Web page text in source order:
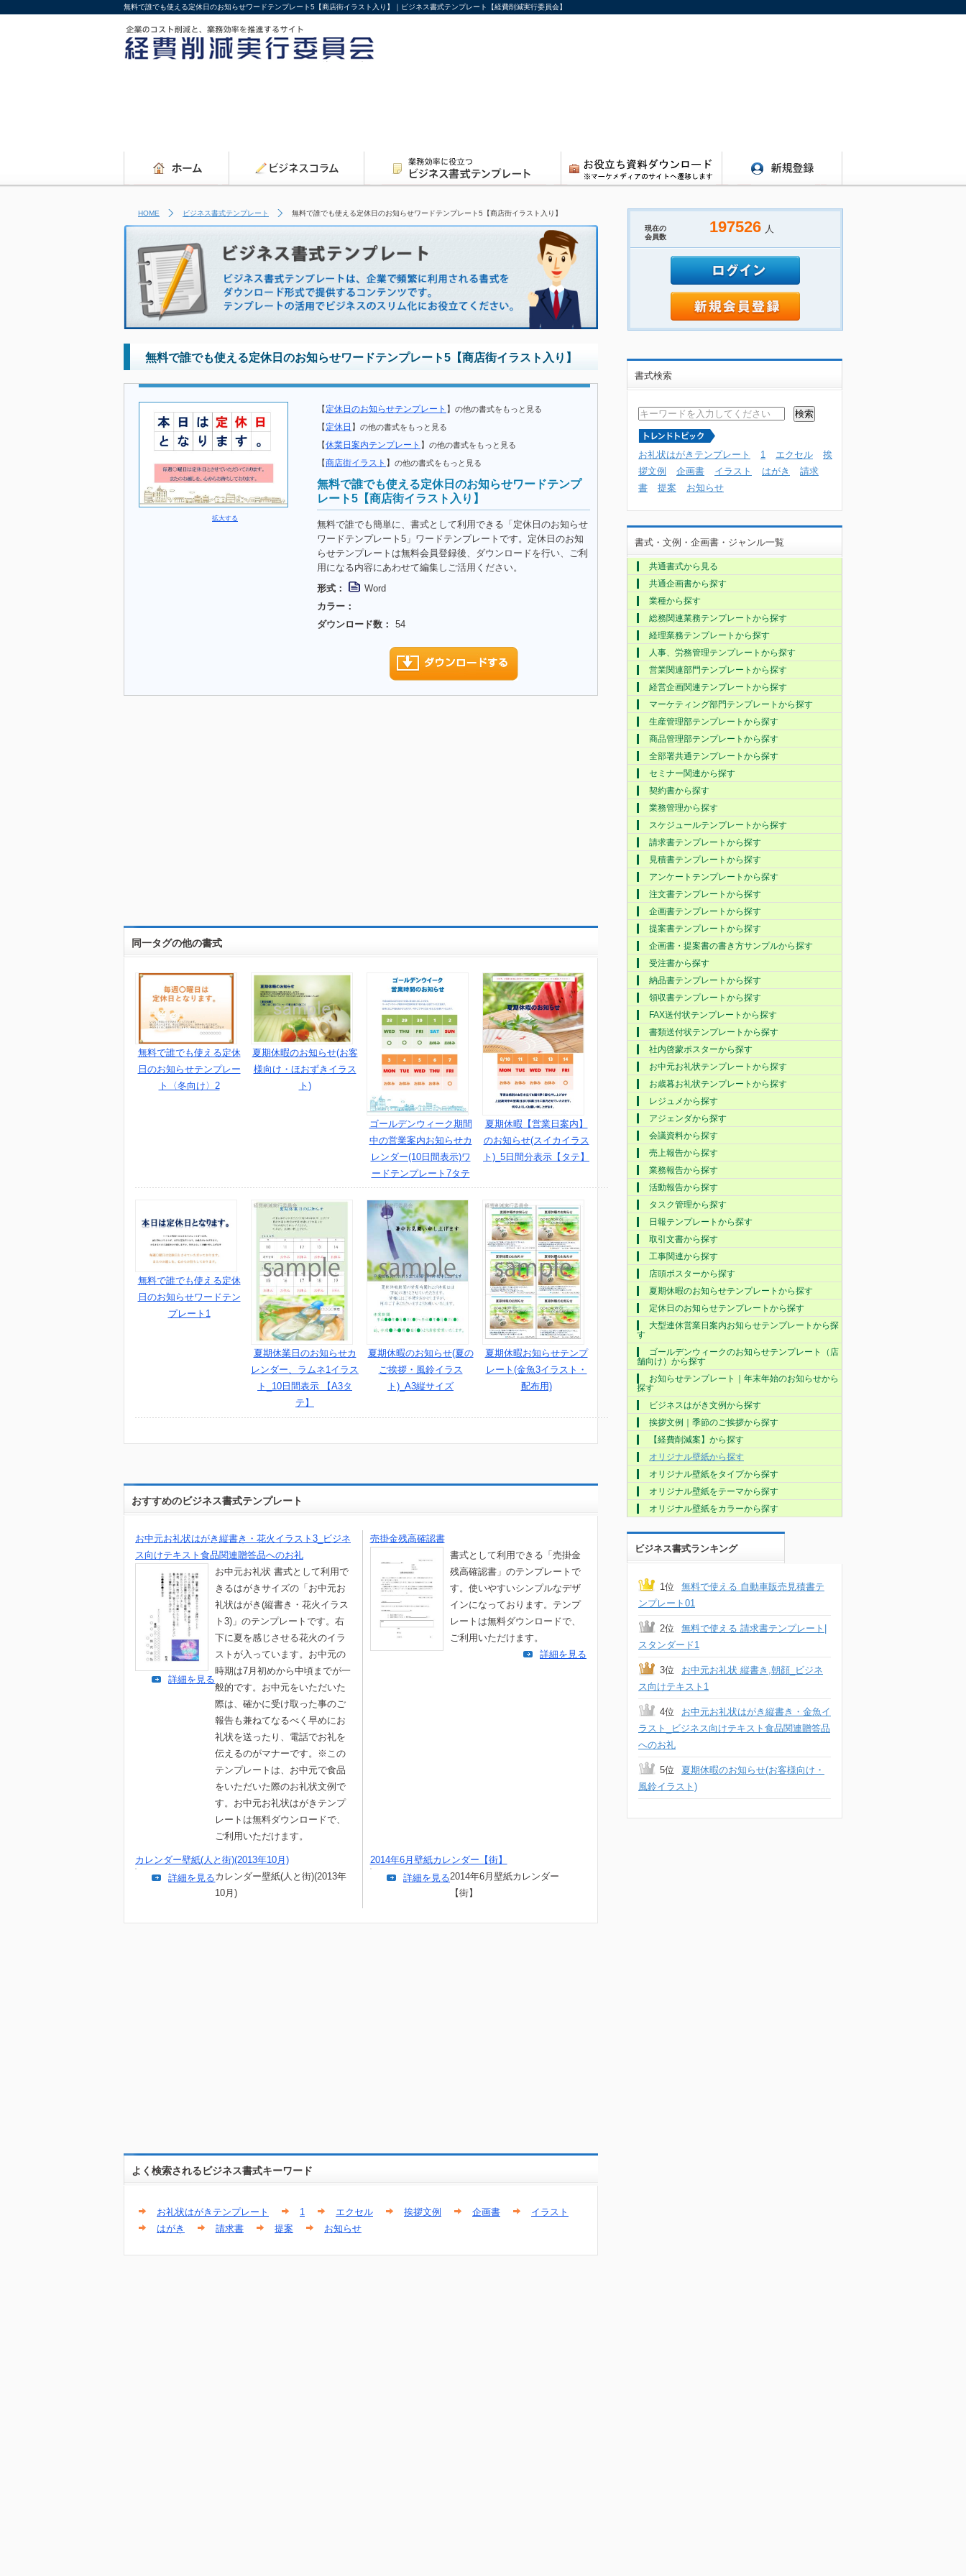
無料で誰でも使える定休日のお知らせワードテンプレート5【商店街イラスト入り】｜ビジネス書式テンプレート【経費削減実行委員会】
HOME ビジネス書式テンプレート 無料で誰でも使える定休日のお知らせワードテンプレート5【商店街イラスト入り】
無料で誰でも使える定休日のお知らせワードテンプレート5【商店街イラスト入り】
拡大する
【定休日のお知らせテンプレート 】 の他の書式をもっと見る
【定休日 】 の他の書式をもっと見る
【休業日案内テンプレート 】 の他の書式をもっと見る
【商店街イラスト 】 の他の書式をもっと見る
無料で誰でも使える定休日のお知らせワードテンプ
レート5【商店街イラスト入り】
無料で誰でも簡単に、書式として利用できる「定休日のお知らせ
ワードテンプレート5」ワードテンプレートです。定休日のお知
らせテンプレートは無料会員登録後、ダウンロードを行い、ご利
用になる内容にあわせて編集しご活用ください。
形式：
Word
カラー：
ダウンロード数：
54
同一タグの他の書式
無料で誰でも使える定休
日のお知らせテンプレー
ト〈冬向け〉2
夏期休暇のお知らせ(お客
様向け・ほおずきイラス
ト)
ゴールデンウィーク期間
中の営業案内お知らせカ
レンダー(10日間表示)ワ
ードテンプレート7タテ
夏期休暇【営業日案内】
のお知らせ(スイカイラス
ト)_5日間分表示【タテ】
無料で誰でも使える定休
日のお知らせワードテン
プレート1
夏期休業日のお知らせカ
レンダー、ラムネ1イラス
ト_10日間表示 【A3タ
テ】
夏期休暇のお知らせ(夏の
ご挨拶・風鈴イラス
ト)_A3縦サイズ
夏期休暇お知らせテンプ
レート(金魚3イラスト・
配布用)
おすすめのビジネス書式テンプレート
お中元お礼状はがき縦書き・花火イラスト3_ビジネ
ス向けテキスト食品関連贈答品へのお礼
お中元お礼状 書式として利用で
きるはがきサイズの「お中元お
礼状はがき(縦書き・花火イラス
ト3)」のテンプレートです。右
下に夏を感じさせる花火のイラ
ストが入っています。お中元の
時期は7月初めから中頃までが一
般的です。お中元をいただいた
際は、確かに受け取った事のご
報告も兼ねてなるべく早めにお
礼状を送ったり、電話でお礼を
伝えるのがマナーです。※この
テンプレートは、お中元で食品
をいただいた際のお礼状文例で
す。お中元お礼状はがきテンプ
レートは無料ダウンロードで、
ご利用いただけます。
詳細を見る
売掛金残高確認書
書式として利用できる「売掛金
残高確認書」のテンプレートで
す。使いやすいシンプルなデザ
インになっております。テンプ
レートは無料ダウンロードで、
ご利用いただけます。
詳細を見る
カレンダー壁紙(人と街)(2013年10月)
カレンダー壁紙(人と街)(2013年
10月)
詳細を見る
2014年6月壁紙カレンダー【街】
2014年6月壁紙カレンダー
【街】
詳細を見る
よく検索されるビジネス書式キーワード
お礼状はがきテンプレート 1 エクセル 挨拶文例 企画書
イラスト
はがき
請求書 提案 お知らせ
現在の
会員数
197526 人
書式検索
お礼状はがきテンプレート 1 エクセル
挨
拶文例
企画書 イラスト はがき
請求
書
提案 お知らせ
書式・文例・企画書・ジャンル一覧
共通書式から見る
共通企画書から探す
業種から探す
総務関連業務テンプレートから探す
経理業務テンプレートから探す
人事、労務管理テンプレートから探す
営業関連部門テンプレートから探す
経営企画関連テンプレートから探す
マーケティング部門テンプレートから探す
生産管理部テンプレートから探す
商品管理部テンプレートから探す
全部署共通テンプレートから探す
セミナー関連から探す
契約書から探す
業務管理から探す
スケジュールテンプレートから探す
請求書テンプレートから探す
見積書テンプレートから探す
アンケートテンプレートから探す
注文書テンプレートから探す
企画書テンプレートから探す
提案書テンプレートから探す
企画書・提案書の書き方サンプルから探す
受注書から探す
納品書テンプレートから探す
領収書テンプレートから探す
FAX送付状テンプレートから探す
書類送付状テンプレートから探す
社内啓蒙ポスターから探す
お中元お礼状テンプレートから探す
お歳暮お礼状テンプレートから探す
レジュメから探す
アジェンダから探す
会議資料から探す
売上報告から探す
業務報告から探す
活動報告から探す
タスク管理から探す
日報テンプレートから探す
取引文書から探す
工事関連から探す
店頭ポスターから探す
夏期休暇のお知らせテンプレートから探す
定休日のお知らせテンプレートから探す
大型連休営業日案内お知らせテンプレートから探
す
ゴールデンウィークのお知らせテンプレート（店
舗向け）から探す
お知らせテンプレート｜年末年始のお知らせから
探す
ビジネスはがき文例から探す
挨拶文例｜季節のご挨拶から探す
【経費削減案】から探す
オリジナル壁紙から探す
オリジナル壁紙をタイプから探す
オリジナル壁紙をテーマから探す
オリジナル壁紙をカラーから探す
ビジネス書式ランキング
1位
無料で使える 自動車販売見積書テ
ンプレート01
2位
無料で使える 請求書テンプレート|
スタンダード1
3位
お中元お礼状 縦書き,朝顔_ビジネ
ス向けテキスト1
4位
お中元お礼状はがき縦書き・金魚イ
ラスト_ビジネス向けテキスト食品関連贈答品
へのお礼
5位
夏期休暇のお知らせ(お客様向け・
風鈴イラスト)